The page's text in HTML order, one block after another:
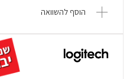
הוסף להשוואה